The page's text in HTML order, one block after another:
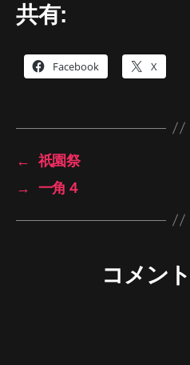
共有:
Facebook X
←
祇園祭
→
一角４
コメン